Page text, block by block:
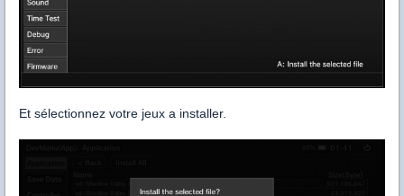
Et sélectionnez votre jeux a installer.